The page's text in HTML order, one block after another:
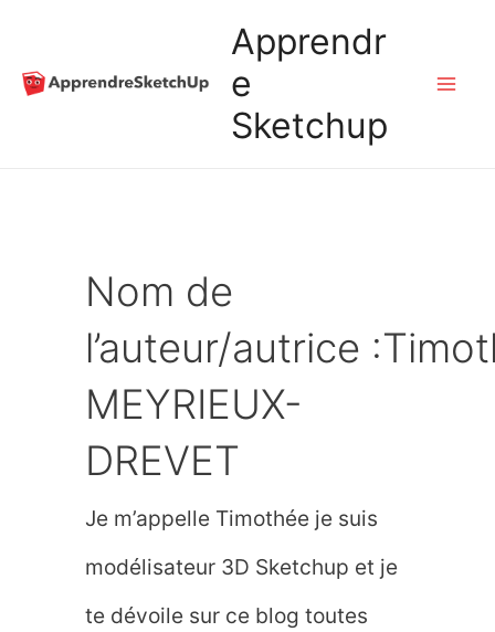
au
Apprendr
e
Sketchup
Nom de
l’auteur/autrice
MEYRIEUX-
DREVET
Je m’appelle Timothée je suis
modélisateur 3D Sketchup et je
te dévoile sur ce blog toutes